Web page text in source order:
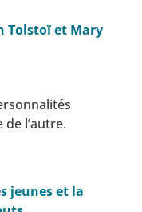
Tolstoï et Mary
l’autre.